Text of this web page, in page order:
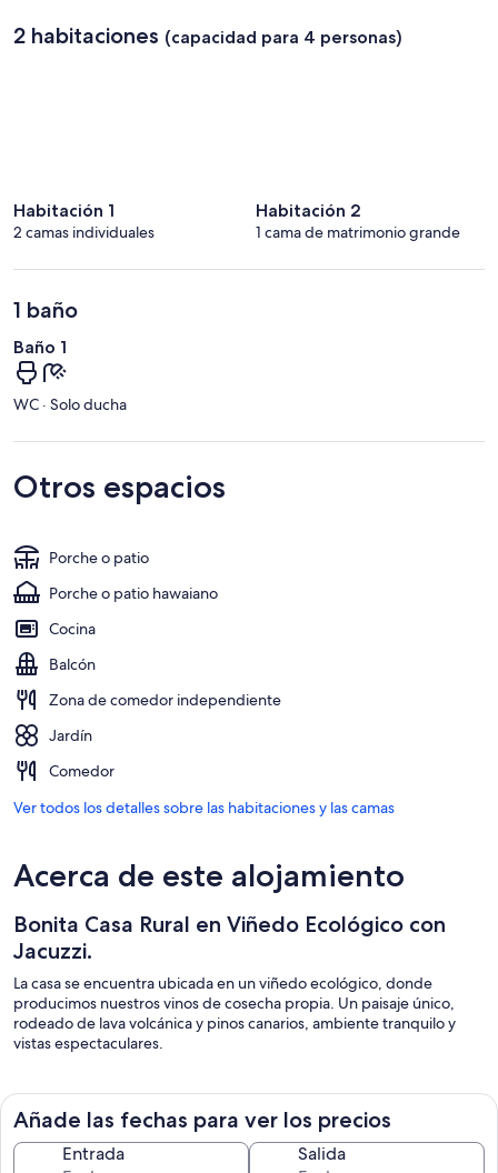
2 habitaciones (capacidad para 4 personas)
Habitación 1
2 camas individuales
Habitación 2
1 cama de matrimonio grande
1 baño
Baño 1
WC · Solo ducha
Otros espacios
Porche o patio
Porche o patio hawaiano
Cocina
Balcón
Zona de comedor independiente
Jardín
Comedor
Ver todos los detalles sobre las habitaciones y las camas
Acerca de este alojamiento
Bonita Casa Rural en Viñedo Ecológico con
Jacuzzi.
La casa se encuentra ubicada en un viñedo ecológico, donde
producimos nuestros vinos de cosecha propia. Un paisaje único,
rodeado de lava volcánica y pinos canarios, ambiente tranquilo y
vistas espectaculares.
Añade las fechas para ver los precios
Entrada Salida